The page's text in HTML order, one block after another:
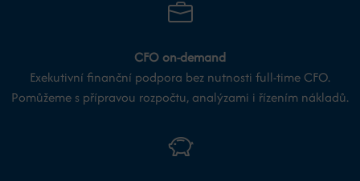
CFO on-demand
Exekutivní finanční podpora bez nutnosti full-time CFO.
Pomůžeme s přípravou rozpočtu, analýzami i řízením nákladů.